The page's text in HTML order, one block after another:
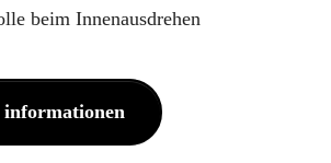
beim Innenausdrehen